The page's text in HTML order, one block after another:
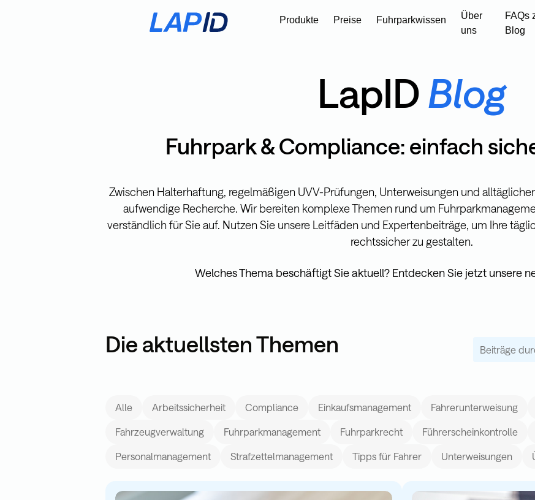
Produkte Preise Fuhrparkwissen
Über
uns
FAQs
Blog
LapID Blog
Fuhrpark & Compliance: einfach
Zwischen Halterhaftung, regelmäßigen UVV-Prüfungen, Unterweisungen und
aufwendige Recherche. Wir bereiten komplexe Themen rund um
verständlich für Sie auf. Nutzen Sie unsere Leitfäden und Expertenbeiträge, um Ihre
rechtssicher zu gestalten.
Welches Thema beschäftigt Sie aktuell? Entdecken Sie jetzt unsere
Die aktuellsten Themen Dies ist ein
Alle Arbeitssicherheit Compliance Einkaufsmanagement Fahrerunterweisung
Fahrzeugverwaltung Fuhrparkmanagement Fuhrparkrecht Führerscheinkontrolle
Personalmanagement Strafzettelmanagement Tipps für Fahrer Unterweisungen